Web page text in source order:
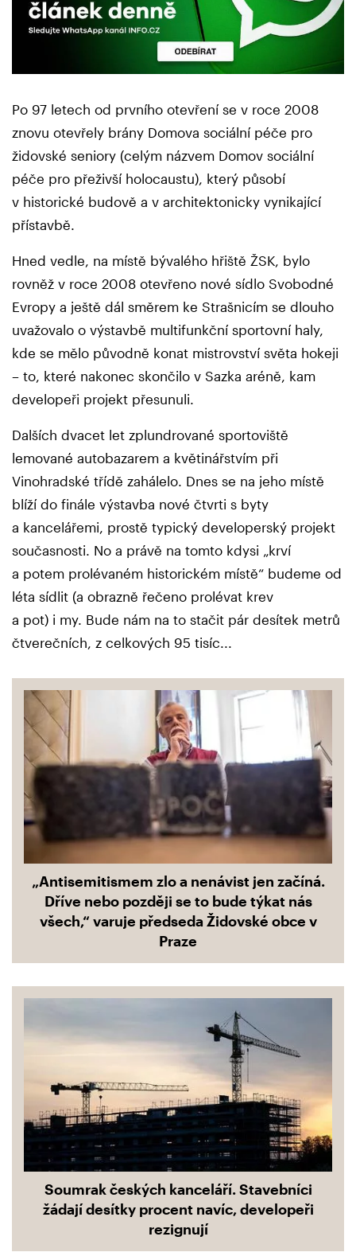
Po 97 letech od prvního otevření se v roce 2008
znovu otevřely brány Domova sociální péče pro
židovské seniory (celým názvem Domov sociální
péče pro přeživší holocaustu), který působí
v historické budově a v architektonicky vynikající
přístavbě.
Hned vedle, na místě bývalého hřiště ŽSK, bylo
rovněž v roce 2008 otevřeno nové sídlo Svobodné
Evropy a ještě dál směrem ke Strašnicím se dlouho
uvažovalo o výstavbě multifunkční sportovní haly,
kde se mělo původně konat mistrovství světa hokeji
– to, které nakonec skončilo v Sazka aréně, kam
developeři projekt přesunuli.
Dalších dvacet let zplundrované sportoviště
lemované autobazarem a květinářstvím při
Vinohradské třídě zahálelo. Dnes se na jeho místě
blíží do finále výstavba nové čtvrti s byty
a kancelářemi, prostě typický developerský projekt
současnosti. No a právě na tomto kdysi „krví
a potem prolévaném historickém místě“ budeme od
léta sídlit (a obrazně řečeno prolévat krev
a pot) i my. Bude nám na to stačit pár desítek metrů
čtverečních, z celkových 95 tisíc...
„Antisemitismem zlo a nenávist jen začíná.
Dříve nebo později se to bude týkat nás
všech,“ varuje předseda Židovské obce v
Praze
Soumrak českých kanceláří. Stavebníci
žádají desítky procent navíc, developeři
rezignují